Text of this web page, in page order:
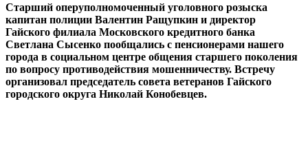
Старший оперуполномоченный уголовного розыска
капитан полиции Валентин Ращупкин и директор
Гайского филиала Московского кредитного банка
Светлана Сысенко пообщались с пенсионерами нашего
города в социальном центре общения старшего поколения
по вопросу противодействия мошенничеству. Встречу
организовал председатель совета ветеранов Гайского
городского округа Николай Конобевцев.